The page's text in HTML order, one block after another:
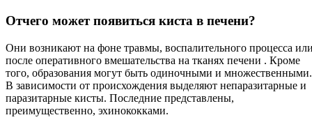
Отчего может появиться киста в печени?
Они возникают на фоне травмы, воспалительного процесса
после оперативного вмешательства на тканях печени . Кроме
того, образования могут быть одиночными и множественными.
В зависимости от происхождения выделяют непаразитарные и
паразитарные кисты. Последние представлены,
преимущественно, эхинококками.